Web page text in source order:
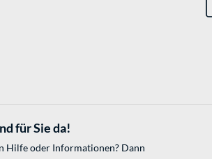
für Sie da!
Hilfe oder Informationen? Dann